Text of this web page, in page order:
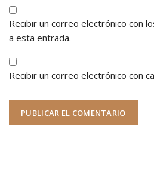
Recibir un correo electrónico con
a esta entrada.
Recibir un correo electrónico con